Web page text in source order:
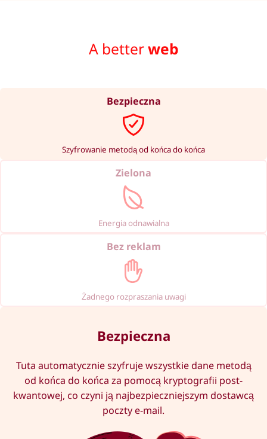
A betterweb
Bezpieczna
Szyfrowanie metodą od końca do końca
Zielona
Energia odnawialna
Bez reklam
Żadnego rozpraszania uwagi
Bezpieczna
Tuta automatycznie szyfruje wszystkie dane metodą
od końca do końca za pomocą kryptografii post-
kwantowej, co czyni ją najbezpieczniejszym dostawcą
poczty e-mail.